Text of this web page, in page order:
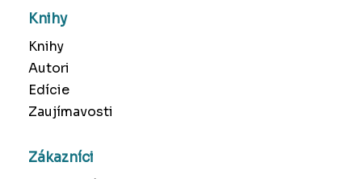
Knihy
Knihy
Autori
Edície
Zaujímavosti
Zákazníci